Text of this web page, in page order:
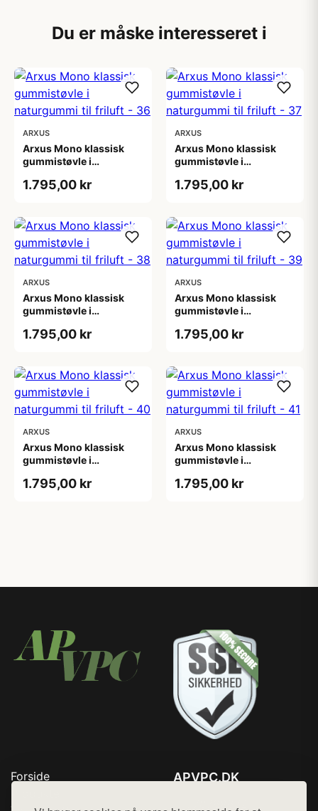
Du er måske interesseret i
ARXUS
Arxus Mono klassisk
gummistøvle i
36
1.795,00 kr
ARXUS
Arxus Mono klassisk
gummistøvle i
37
1.795,00 kr
ARXUS
Arxus Mono klassisk
gummistøvle i
38
1.795,00 kr
ARXUS
Arxus Mono klassisk
gummistøvle i
39
1.795,00 kr
ARXUS
Arxus Mono klassisk
gummistøvle i
40
1.795,00 kr
ARXUS
Arxus Mono klassisk
gummistøvle i
41
1.795,00 kr
Forside
APVPC.DK